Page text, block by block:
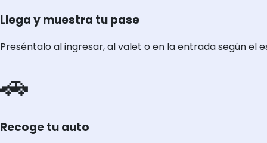
Llega y muestra tu pase
Preséntalo al ingresar, al valet o en la entrada según el
🚗
Recoge tu auto